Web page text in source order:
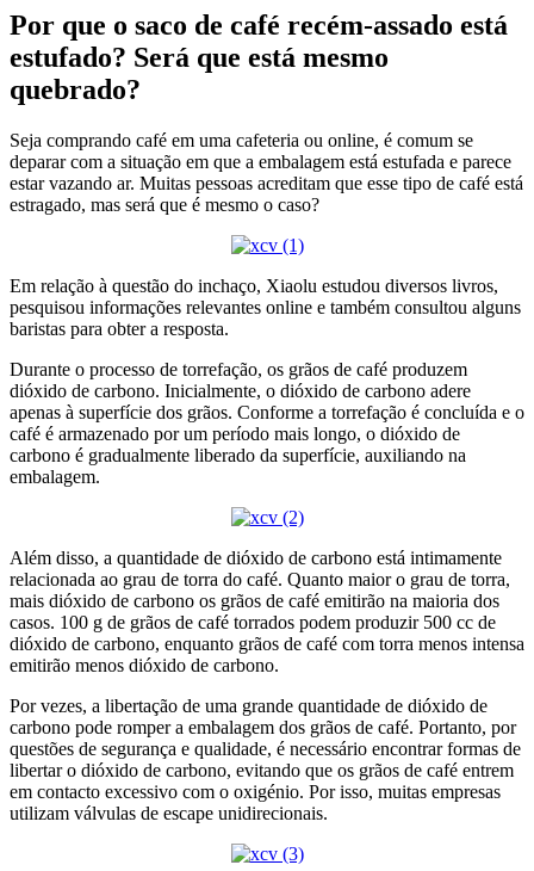
Por que o saco de café recém-assado está
estufado? Será que está mesmo
quebrado?
Seja comprando café em uma cafeteria ou online, é comum se
deparar com a situação em que a embalagem está estufada e parece
estar vazando ar. Muitas pessoas acreditam que esse tipo de café está
estragado, mas será que é mesmo o caso?
Em relação à questão do inchaço, Xiaolu estudou diversos livros,
pesquisou informações relevantes online e também consultou alguns
baristas para obter a resposta.
Durante o processo de torrefação, os grãos de café produzem
dióxido de carbono. Inicialmente, o dióxido de carbono adere
apenas à superfície dos grãos. Conforme a torrefação é concluída e o
café é armazenado por um período mais longo, o dióxido de
carbono é gradualmente liberado da superfície, auxiliando na
embalagem.
Além disso, a quantidade de dióxido de carbono está intimamente
relacionada ao grau de torra do café. Quanto maior o grau de torra,
mais dióxido de carbono os grãos de café emitirão na maioria dos
casos. 100 g de grãos de café torrados podem produzir 500 cc de
dióxido de carbono, enquanto grãos de café com torra menos intensa
emitirão menos dióxido de carbono.
Por vezes, a libertação de uma grande quantidade de dióxido de
carbono pode romper a embalagem dos grãos de café. Portanto, por
questões de segurança e qualidade, é necessário encontrar formas de
libertar o dióxido de carbono, evitando que os grãos de café entrem
em contacto excessivo com o oxigénio. Por isso, muitas empresas
utilizam válvulas de escape unidirecionais.